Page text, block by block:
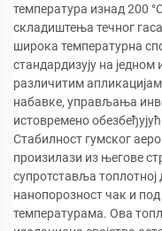
температура изнад 200
складиштења течног
широка температурна
стандардизују на
различитим
набавке, управљања
истовремено
Стабилност гумског
произилази из његове
супротставља топлотној
нанопорозност чак и
температурама. Ова